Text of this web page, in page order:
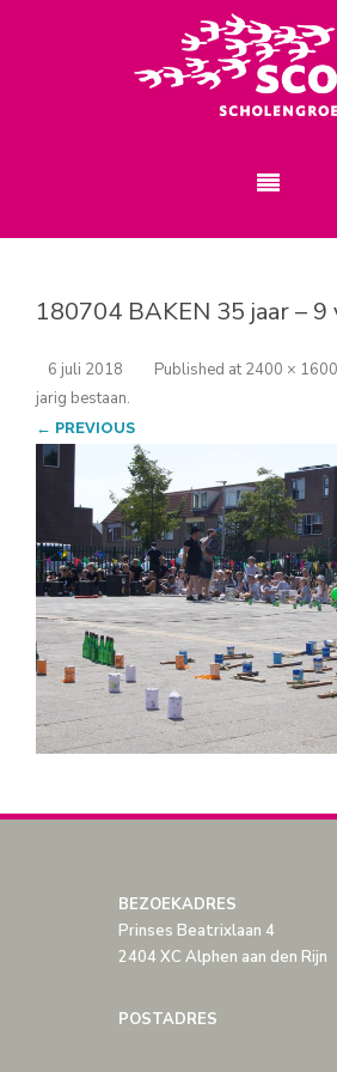
180704 BAKEN 35 jaar – 9
Published
6 juli 2018 at 2400 × 1600
jarig bestaan.
← PREVIOUS
BEZOEKADRES
Prinses Beatrixlaan 4
2404 XC Alphen aan den Rijn
POSTADRES